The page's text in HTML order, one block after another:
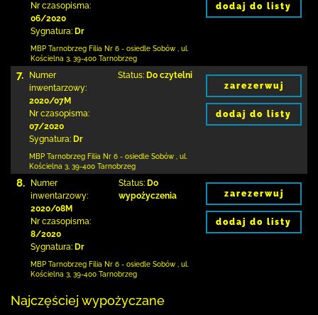
Nr czasopisma:
06/2020
Sygnatura: Dr
MBP Tarnobrzeg Filia Nr 6 - osiedle Sobów
ul.
Kościelna 3 39-400 Tarnobrzeg
dodaj do listy
7.
Numer
inwentarzowy:
2020/07M
Nr czasopisma:
07/2020
Sygnatura: Dr
Status: Do czytelni
MBP Tarnobrzeg Filia Nr 6 - osiedle Sobów
ul.
Kościelna 3 39-400 Tarnobrzeg
zarezerwuj
dodaj do listy
8.
Numer
inwentarzowy:
2020/08M
Nr czasopisma:
8/2020
Sygnatura: Dr
Status: Do
wypożyczenia
MBP Tarnobrzeg Filia Nr 6 - osiedle Sobów
ul.
Kościelna 3 39-400 Tarnobrzeg
zarezerwuj
dodaj do listy
Najczęściej wypożyczane